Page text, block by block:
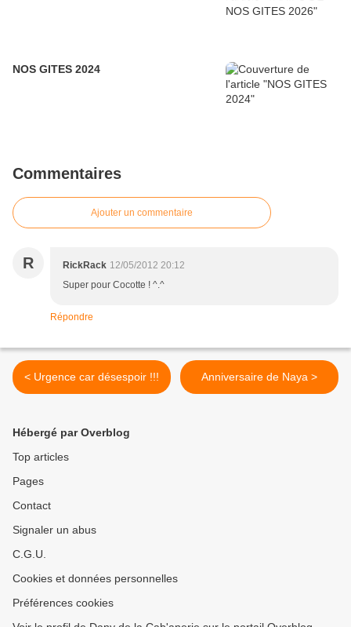
NOS GITES 2024
Commentaires
Ajouter un commentaire
R RickRack 12/05/2012 20:12
Super pour Cocotte ! ^.^
Répondre
< Urgence car désespoir !!! Anniversaire de Naya >
Hébergé par Overblog
Top articles
Pages
Contact
Signaler un abus
C.G.U.
Cookies et données personnelles
Préférences cookies